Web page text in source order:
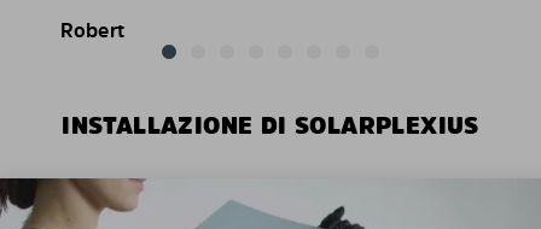
Robert
INSTALLAZIONE DI SOLARPLEXIUS